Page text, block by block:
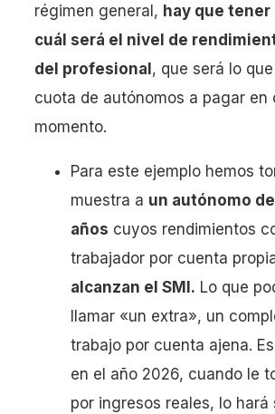
régimen general, hay que
cuál será el nivel de
del profesional , que será lo
cuota de autónomos a pagar en
momento.
Para este ejemplo hemos
muestra a un autónomo
años cuyos rendimientos
trabajador por cuenta
alcanzan el SMI. Lo que
llamar «un extra», un
trabajo por cuenta ajena.
en el año 2026, cuando le
por ingresos reales, lo hará